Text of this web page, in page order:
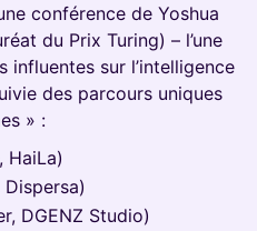
conférence de Yoshua
du Prix Turing) – l’une
influentes sur l’intelligence
des parcours uniques
» :
HaiLa)
DGENZ Studio)